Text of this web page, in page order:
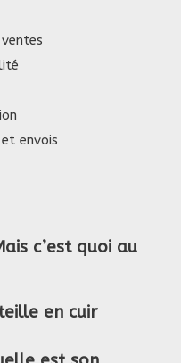
envois
c’est quoi au
en cuir